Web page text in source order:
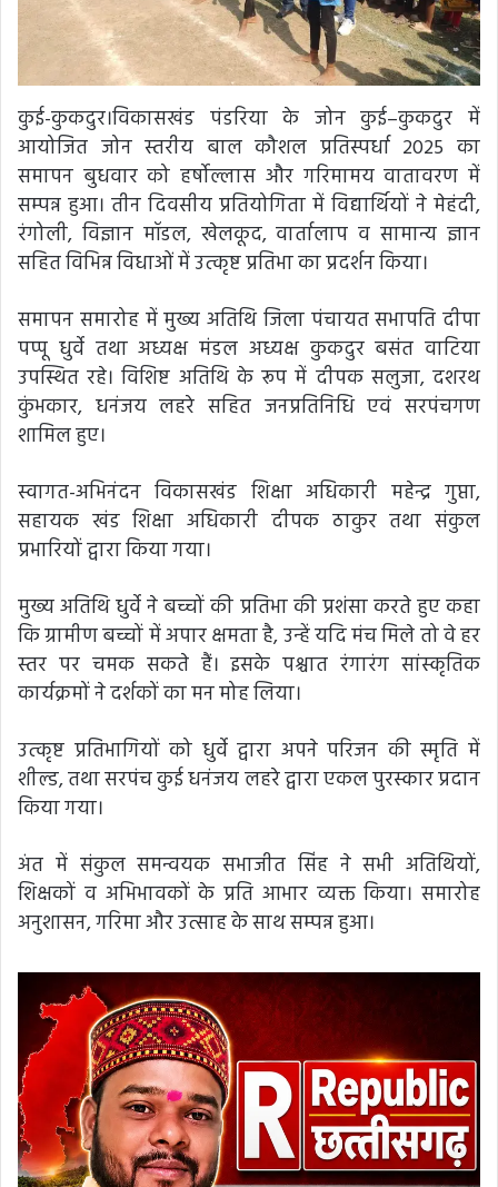
कुई-कुकदुर।विकासखंड पंडरिया के जोन कुई–कुकदुर में
आयोजित जोन स्तरीय बाल कौशल प्रतिस्पर्धा 2025 का
समापन बुधवार को हर्षोल्लास और गरिमामय वातावरण में
सम्पन्न हुआ। तीन दिवसीय प्रतियोगिता में विद्यार्थियों ने मेहंदी,
रंगोली, विज्ञान मॉडल, खेलकूद, वार्तालाप व सामान्य ज्ञान
सहित विभिन्न विधाओं में उत्कृष्ट प्रतिभा का प्रदर्शन किया।
समापन समारोह में मुख्य अतिथि जिला पंचायत सभापति दीपा
पप्पू धुर्वे तथा अध्यक्ष मंडल अध्यक्ष कुकदुर बसंत वाटिया
उपस्थित रहे। विशिष्ट अतिथि के रूप में दीपक सलुजा, दशरथ
कुंभकार, धनंजय लहरे सहित जनप्रतिनिधि एवं सरपंचगण
शामिल हुए।
स्वागत-अभिनंदन विकासखंड शिक्षा अधिकारी महेन्द्र गुप्ता,
सहायक खंड शिक्षा अधिकारी दीपक ठाकुर तथा संकुल
प्रभारियों द्वारा किया गया।
मुख्य अतिथि धुर्वे ने बच्चों की प्रतिभा की प्रशंसा करते हुए कहा
कि ग्रामीण बच्चों में अपार क्षमता है, उन्हें यदि मंच मिले तो वे हर
स्तर पर चमक सकते हैं। इसके पश्चात रंगारंग सांस्कृतिक
कार्यक्रमों ने दर्शकों का मन मोह लिया।
उत्कृष्ट प्रतिभागियों को धुर्वे द्वारा अपने परिजन की स्मृति में
शील्ड, तथा सरपंच कुई धनंजय लहरे द्वारा एकल पुरस्कार प्रदान
किया गया।
अंत में संकुल समन्वयक सभाजीत सिंह ने सभी अतिथियों,
शिक्षकों व अभिभावकों के प्रति आभार व्यक्त किया। समारोह
अनुशासन, गरिमा और उत्साह के साथ सम्पन्न हुआ।